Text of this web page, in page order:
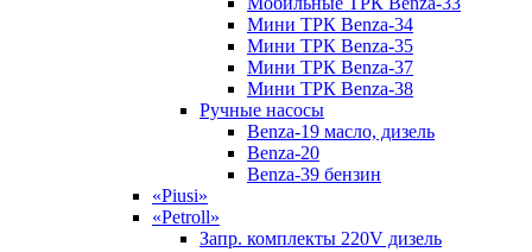
Мини ТРК Benza-34
Мини ТРК Benza-35
Мини ТРК Benza-37
Мини ТРК Benza-38
Ручные насосы
Benza-19 масло, дизель
Benza-20
Benza-39 бензин
«Piusi»
«Petroll»
Запр. комплекты 220V дизель